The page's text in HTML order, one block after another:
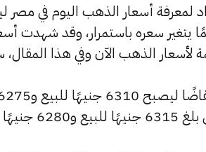
يتغير سعره باستمرار، وقد شهدت
للشراء.